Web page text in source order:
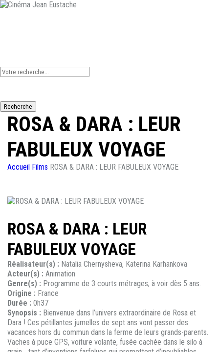
Recherche
ROSA & DARA : LEUR
FABULEUX VOYAGE
Accueil Films ROSA & DARA : LEUR FABULEUX VOYAGE
ROSA & DARA : LEUR
FABULEUX VOYAGE
Réalisateur(s) : Natalia Chernysheva, Katerina Karhankova
Acteur(s) : Animation
Genre(s) : Programme de 3 courts métrages, à voir dès 5 ans.
Origine : France
Durée : 0h37
Synopsis : Bienvenue dans l’univers extraordinaire de Rosa et
Dara ! Ces pétillantes jumelles de sept ans vont passer des
vacances hors du commun dans la ferme de leurs grands-parents.
Vaches à puce GPS, voiture volante, fusée cachée dans le silo à